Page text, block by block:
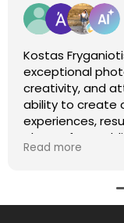
Kostas
exceptional
creativity, and
ability to create
experiences,
photos for
more. With a
Read more